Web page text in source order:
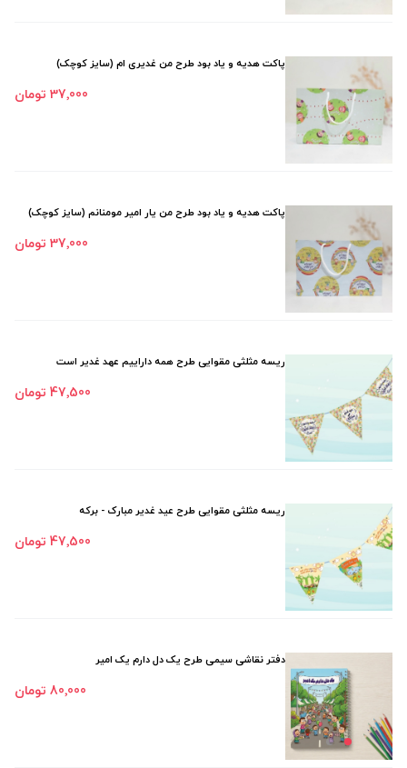
پاکت هدیه و یاد بود طرح من غدیری ام (سایز کوچک)
37٬000 تومان
پاکت هدیه و یاد بود طرح من یار امیر مومنانم (سایز کوچک)
37٬000 تومان
ریسه مثلثی مقوایی طرح همه داراییم عهد غدیر است
47٬500 تومان
ریسه مثلثی مقوایی طرح عید غدیر مبارک - برکه
47٬500 تومان
دفتر نقاشی سیمی طرح یک دل دارم یک امیر
80٬000 تومان